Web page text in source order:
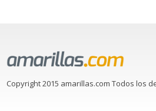
Copyright 2015 amarillas.com Todos los